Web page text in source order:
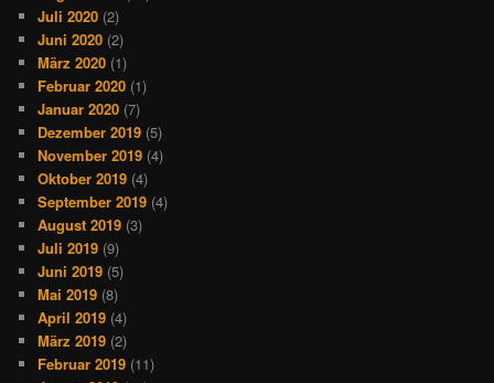
Juli 2020 (2)
Juni 2020 (2)
März 2020 (1)
Februar 2020 (1)
Januar 2020 (7)
Dezember 2019 (5)
November 2019 (4)
Oktober 2019 (4)
September 2019 (4)
August 2019 (3)
Juli 2019 (9)
Juni 2019 (5)
Mai 2019 (8)
April 2019 (4)
März 2019 (2)
Februar 2019 (11)